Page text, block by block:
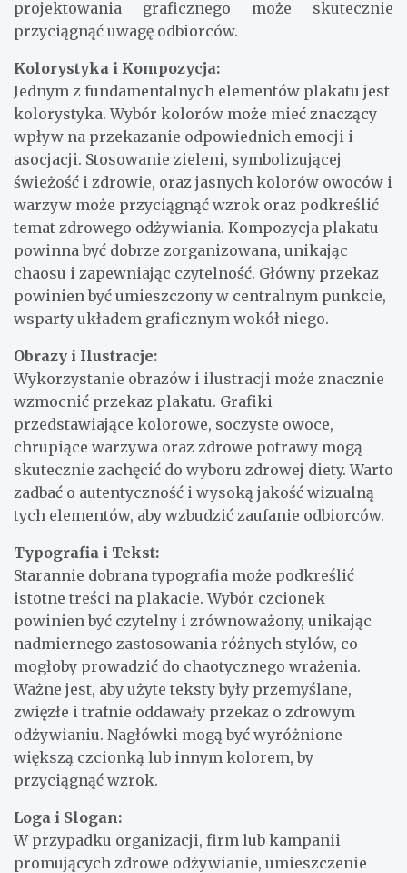
projektowania graficznego może skutecznie
przyciągnąć uwagę odbiorców.
Kolorystyka i Kompozycja:
Jednym z fundamentalnych elementów plakatu jest
kolorystyka. Wybór kolorów może mieć znaczący
wpływ na przekazanie odpowiednich emocji i
asocjacji. Stosowanie zieleni, symbolizującej
świeżość i zdrowie, oraz jasnych kolorów owoców i
warzyw może przyciągnąć wzrok oraz podkreślić
temat zdrowego odżywiania. Kompozycja plakatu
powinna być dobrze zorganizowana, unikając
chaosu i zapewniając czytelność. Główny przekaz
powinien być umieszczony w centralnym punkcie,
wsparty układem graficznym wokół niego.
Obrazy i Ilustracje:
Wykorzystanie obrazów i ilustracji może znacznie
wzmocnić przekaz plakatu. Grafiki
przedstawiające kolorowe, soczyste owoce,
chrupiące warzywa oraz zdrowe potrawy mogą
skutecznie zachęcić do wyboru zdrowej diety. Warto
zadbać o autentyczność i wysoką jakość wizualną
tych elementów, aby wzbudzić zaufanie odbiorców.
Typografia i Tekst:
Starannie dobrana typografia może podkreślić
istotne treści na plakacie. Wybór czcionek
powinien być czytelny i zrównoważony, unikając
nadmiernego zastosowania różnych stylów, co
mogłoby prowadzić do chaotycznego wrażenia.
Ważne jest, aby użyte teksty były przemyślane,
zwięzłe i trafnie oddawały przekaz o zdrowym
odżywianiu. Nagłówki mogą być wyróżnione
większą czcionką lub innym kolorem, by
przyciągnąć wzrok.
Loga i Slogan:
W przypadku organizacji, firm lub kampanii
promujących zdrowe odżywianie, umieszczenie